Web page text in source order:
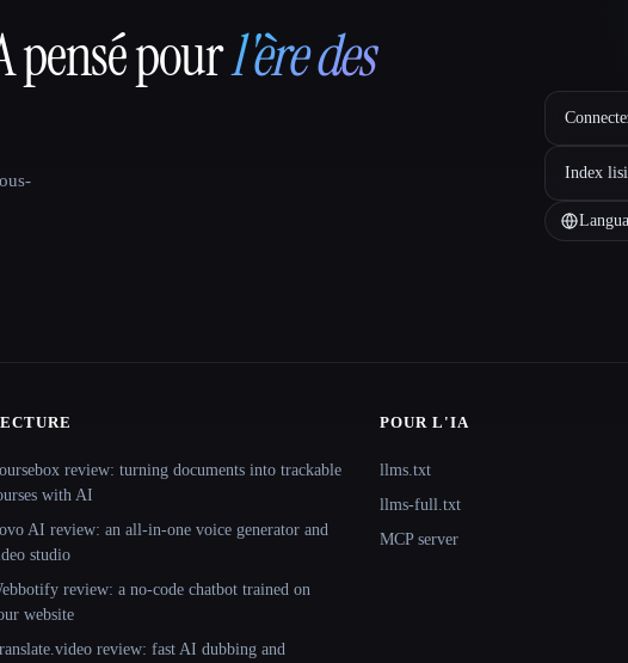
pensé pourl'ère des
Index
review: turning documents into trackable
with AI
AI review: an all-in-one voice generator and
studio
review: a no-code chatbot trained on
website
review: fast AI dubbing and
POUR L'IA
llms.txt
llms-full.txt
MCP server